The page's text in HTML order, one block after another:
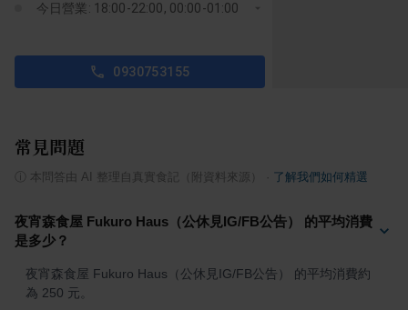
今日營業: 18:00-22:00, 00:00-01:00
0930753155
常見問題
本問答由 AI 整理自真實食記（附資料來源） 了解我們如何精選
夜宵森食屋 Fukuro Haus（公休見IG/FB公告） 的平均消費
是多少？
夜宵森食屋 Fukuro Haus（公休見IG/FB公告） 的平均消費約
為 250 元。